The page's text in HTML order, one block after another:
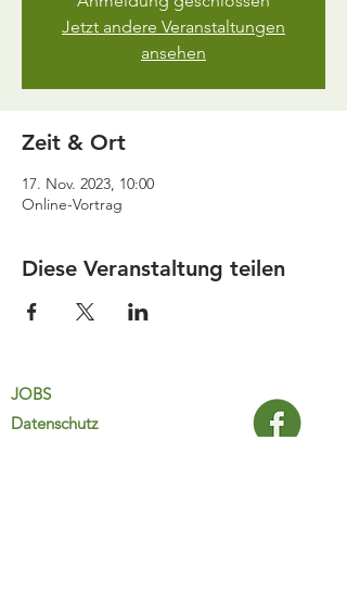
Jetzt andere Veranstaltungen
ansehen
Zeit & Ort
17. Nov. 2023, 10:00
Online-Vortrag
Diese Veranstaltung teilen
JOBS
Datenschutz